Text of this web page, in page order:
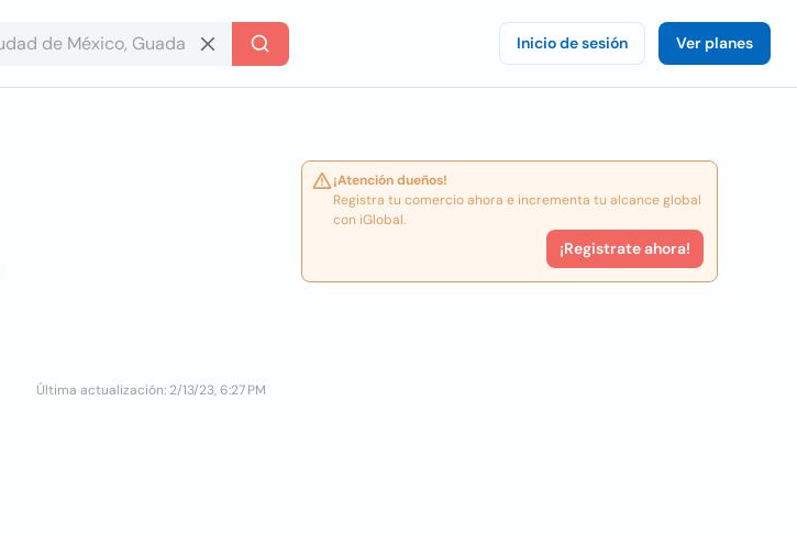
Inicio de sesión Ver planes
Última actualización: 2/13/23, 6:27 PM
¡Atención dueños!
Registra tu comercio ahora e incrementa tu alcance global
con iGlobal.
¡Registrate ahora!